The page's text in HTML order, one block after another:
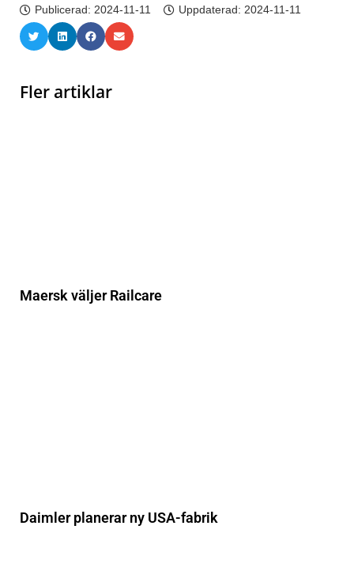
Publicerad: 2024-11-11 Uppdaterad: 2024-11-11
Fler artiklar
Maersk väljer Railcare
Daimler planerar ny USA-fabrik